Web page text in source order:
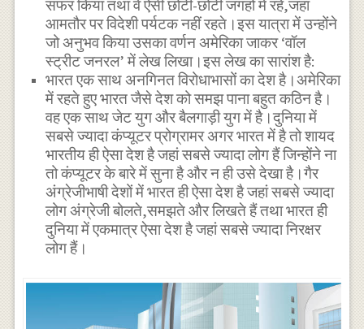
सफर किया तथा वे ऐसी छोटी-छोटी जगहों में रहे,जहां
आमतौर पर विदेशी पर्यटक नहीं रहते।इस यात्रा में उन्होंने
जो अनुभव किया उसका वर्णन अमेरिका जाकर ‘वॉल
स्ट्रीट जनरल’ में लेख लिखा।इस लेख का सारांश है:
भारत एक साथ अनगिनत विरोधाभासों का देश है।अमेरिका
में रहते हुए भारत जैसे देश को समझ पाना बहुत कठिन है।
वह एक साथ जेट युग और बैलगाड़ी युग में है।दुनिया में
सबसे ज्यादा कंप्यूटर प्रोग्रामर अगर भारत में है तो शायद
भारतीय ही ऐसा देश है जहां सबसे ज्यादा लोग हैं जिन्होंने ना
तो कंप्यूटर के बारे में सुना है और न ही उसे देखा है।गैर
अंग्रेजीभाषी देशों में भारत ही ऐसा देश है जहां सबसे ज्यादा
लोग अंग्रेजी बोलते,समझते और लिखते हैं तथा भारत ही
दुनिया में एकमात्र ऐसा देश है जहां सबसे ज्यादा निरक्षर
लोग हैं।